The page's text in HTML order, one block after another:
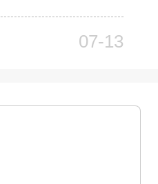
07-13